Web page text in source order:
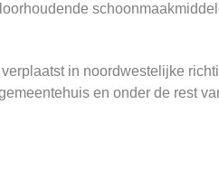
in noordwestelijke
en onder de rest